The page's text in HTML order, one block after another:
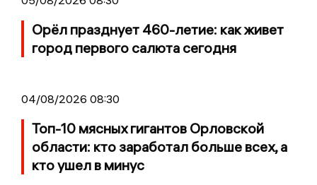
Орёл празднует 460-летие: как живет
город первого салюта сегодня
04/08/2026 08:30
Топ-10 мясных гигантов Орловской
области: кто заработал больше всех, а
кто ушел в минус